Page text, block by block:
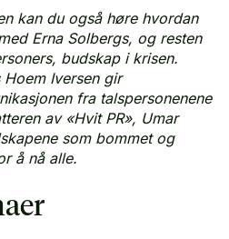
kan du også høre hvordan
Erna Solbergs, og resten
budskap i krisen.
Iversen gir
fra talspersonenene
av «Hvit PR», Umar
som bommet og
å nå alle.